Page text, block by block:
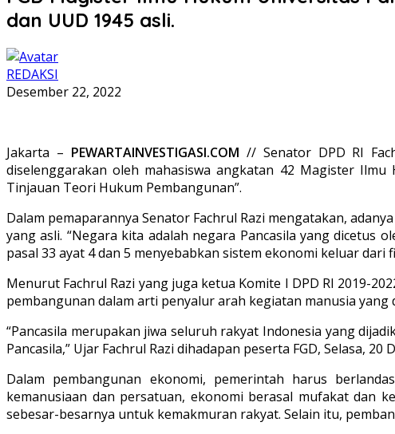
dan UUD 1945 asli.
REDAKSI
Desember 22, 2022
Jakarta – PEWARTAINVESTIGASI.COM // Senator DPD RI
diselenggarakan oleh mahasiswa angkatan 42 Magister Ilmu
Tinjauan Teori Hukum Pembangunan”.
Dalam pemaparannya Senator Fachrul Razi mengatakan,
yang asli. “Negara kita adalah negara Pancasila yang
pasal 33 ayat 4 dan 5 menyebabkan sistem ekonomi keluar dari
Menurut Fachrul Razi yang juga ketua Komite I DPD RI 2019-
pembangunan dalam arti penyalur arah kegiatan manusia
“Pancasila merupakan jiwa seluruh rakyat Indonesia yang
Pancasila,” Ujar Fachrul Razi dihadapan peserta FGD, Selasa,
Dalam pembangunan ekonomi, pemerintah harus
kemanusiaan dan persatuan, ekonomi berasal mufakat dan
sebesar-besarnya untuk kemakmuran rakyat. Selain itu,